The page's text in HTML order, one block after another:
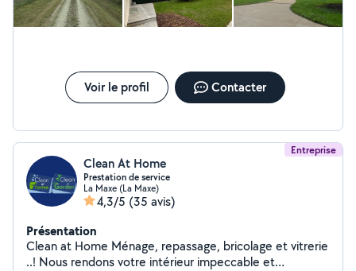
Voir le profil Contacter
Entreprise
Clean At Home
Prestation de service
La Maxe (La Maxe)
4,3/5 (35 avis)
Présentation
Clean at Home Ménage, repassage, bricolage et vitrerie
..! Nous rendons votre intérieur impeccable et